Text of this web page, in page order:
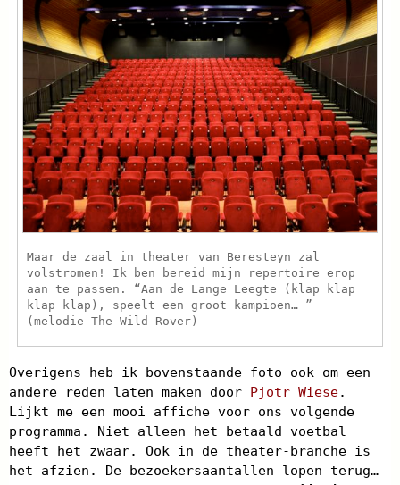
Maar de zaal in theater van Beresteyn zal
volstromen! Ik ben bereid mijn repertoire erop
aan te passen. “Aan de Lange Leegte (klap klap
klap klap), speelt een groot kampioen… ”
(melodie The Wild Rover)
Overigens heb ik bovenstaande foto ook om een
andere reden laten maken door Pjotr Wiese.
Lijkt me een mooi affiche voor ons volgende
programma. Niet alleen het betaald voetbal
heeft het zwaar. Ook in de theater-branche is
het afzien. De bezoekersaantallen lopen terug…